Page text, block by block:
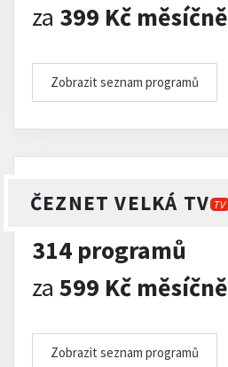
za 399 Kč měsíčně
Zobrazit seznam programů
ČEZNET VELKÁ TV TV
314 programů
za 599 Kč měsíčně
Zobrazit seznam programů